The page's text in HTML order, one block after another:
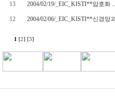
13 2004/02/19/_EIC_KISTI**암호화
12 2004/02/06/_EIC_KISTI**신경망
1 [2] [3]